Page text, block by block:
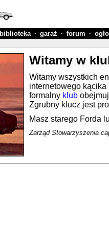
biblioteka · garaż · forum ·
Witamy w
Witamy wszystkich
internetowego kącika
formalny klub
Zgrubny klucz jest
Masz starego Forda
Zarząd Stowarzyszenia